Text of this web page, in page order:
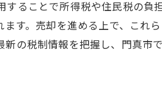
動産売却における税金対策のポ
き税金対策
法
ることで所得税や住民税の負
す。売却を進める上で、これ
の税制情報を把握し、門真市